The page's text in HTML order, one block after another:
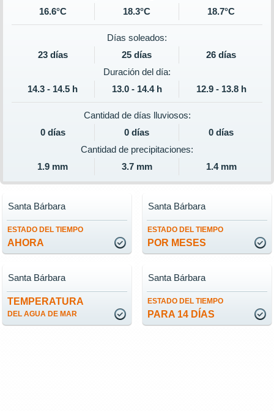
16.6°C
18.3°C 18.7°C
Días soleados:
23 días
25 días
26 días
Duración del día:
14.3 - 14.5 h
13.0 - 14.4 h 12.9 - 13.8 h
Cantidad de días lluviosos:
0 días
0 días
0 días
Cantidad de precipitaciones:
1.9 mm
3.7 mm 1.4 mm
ESTADO DEL TIEMPO
AHORA
Santa Bárbara
ESTADO DEL TIEMPO
POR MESES
Santa Bárbara
TEMPERATURA
DEL AGUA DE MAR
Santa Bárbara
ESTADO DEL TIEMPO
PARA 14 DÍAS
Santa Bárbara